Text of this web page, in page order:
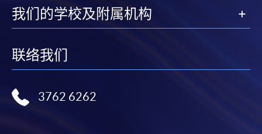
我们的学校及附属机构
联络我们
3762 6262